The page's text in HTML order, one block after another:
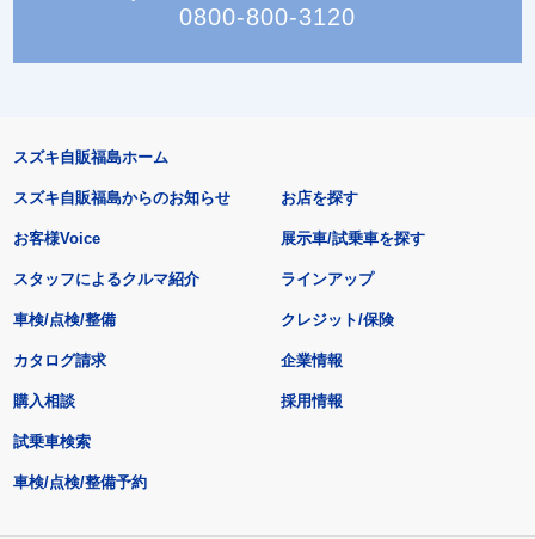
0800-800-3120
スズキ自販福島ホーム
スズキ自販福島からのお知らせ
お客様Voice
スタッフによるクルマ紹介
お店を探す
展示車/試乗車を探す
ラインアップ
車検/点検/整備 クレジット/保険
カタログ請求
購入相談
試乗車検索
車検/点検/整備予約
企業情報
採用情報